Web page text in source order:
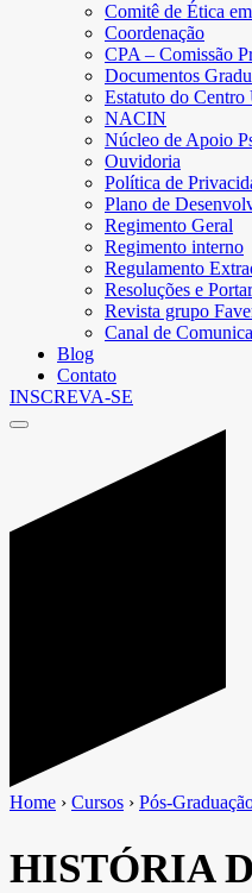
Comitê de Ética
Coordenação
CPA – Comissão
Documentos
Estatuto do
NACIN
Núcleo de Apoio
Ouvidoria
Política de
Plano de
Regimento Geral
Regimento interno
Regulamento
Resoluções e
Revista grupo
Canal de
Blog
Contato
INSCREVA-SE
Home › Cursos › Pós-
HISTÓRIA